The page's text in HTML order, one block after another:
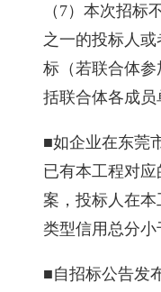
（7）本次招标
之一的投标人
标（若联合体
括联合体各成员
■如企业在东莞
已有本工程对
案，投标人在
类型信用总分小
■自招标公告发